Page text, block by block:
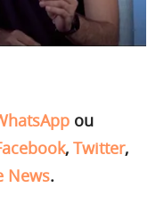
ou
, Twitter,
News.